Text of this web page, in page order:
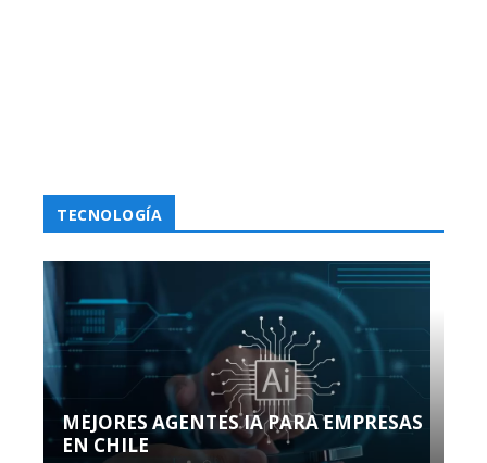
TECNOLOGÍA
MEJORES AGENTES IA PARA EMPRESAS
EN CHILE